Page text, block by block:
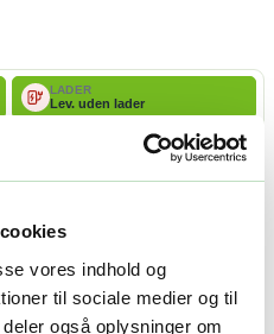
vores indhold og
til sociale medier og til
også oplysninger om
LADER
Lev. uden lader
Kategorier:
løvblæsere